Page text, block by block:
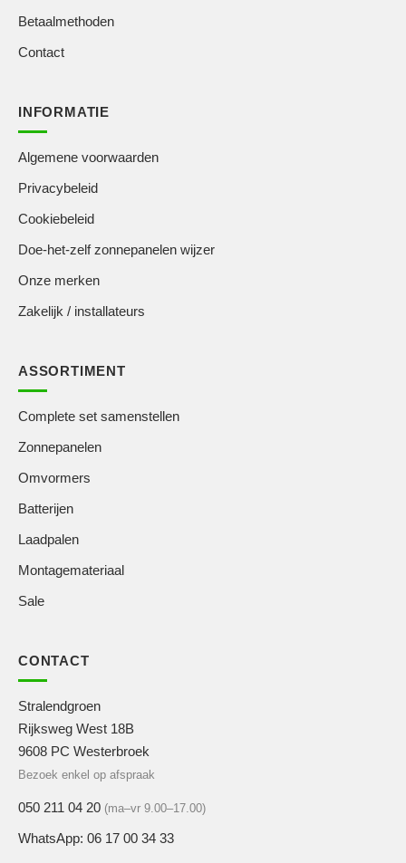
Betaalmethoden
Contact
INFORMATIE
Algemene voorwaarden
Privacybeleid
Cookiebeleid
Doe-het-zelf zonnepanelen wijzer
Onze merken
Zakelijk / installateurs
ASSORTIMENT
Complete set samenstellen
Zonnepanelen
Omvormers
Batterijen
Laadpalen
Montagemateriaal
Sale
CONTACT
Stralendgroen
Rijksweg West 18B
9608 PC Westerbroek
Bezoek enkel op afspraak
050 211 04 20 (ma–vr 9.00–17.00)
WhatsApp: 06 17 00 34 33